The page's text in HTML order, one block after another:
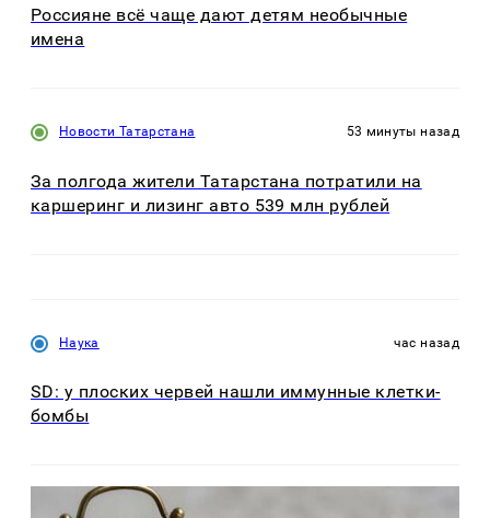
Россияне всё чаще дают детям необычные
имена
Новости Татарстана 53 минуты назад
За полгода жители Татарстана потратили на
каршеринг и лизинг авто 539 млн рублей
Наука час назад
SD: у плоских червей нашли иммунные клетки-
бомбы